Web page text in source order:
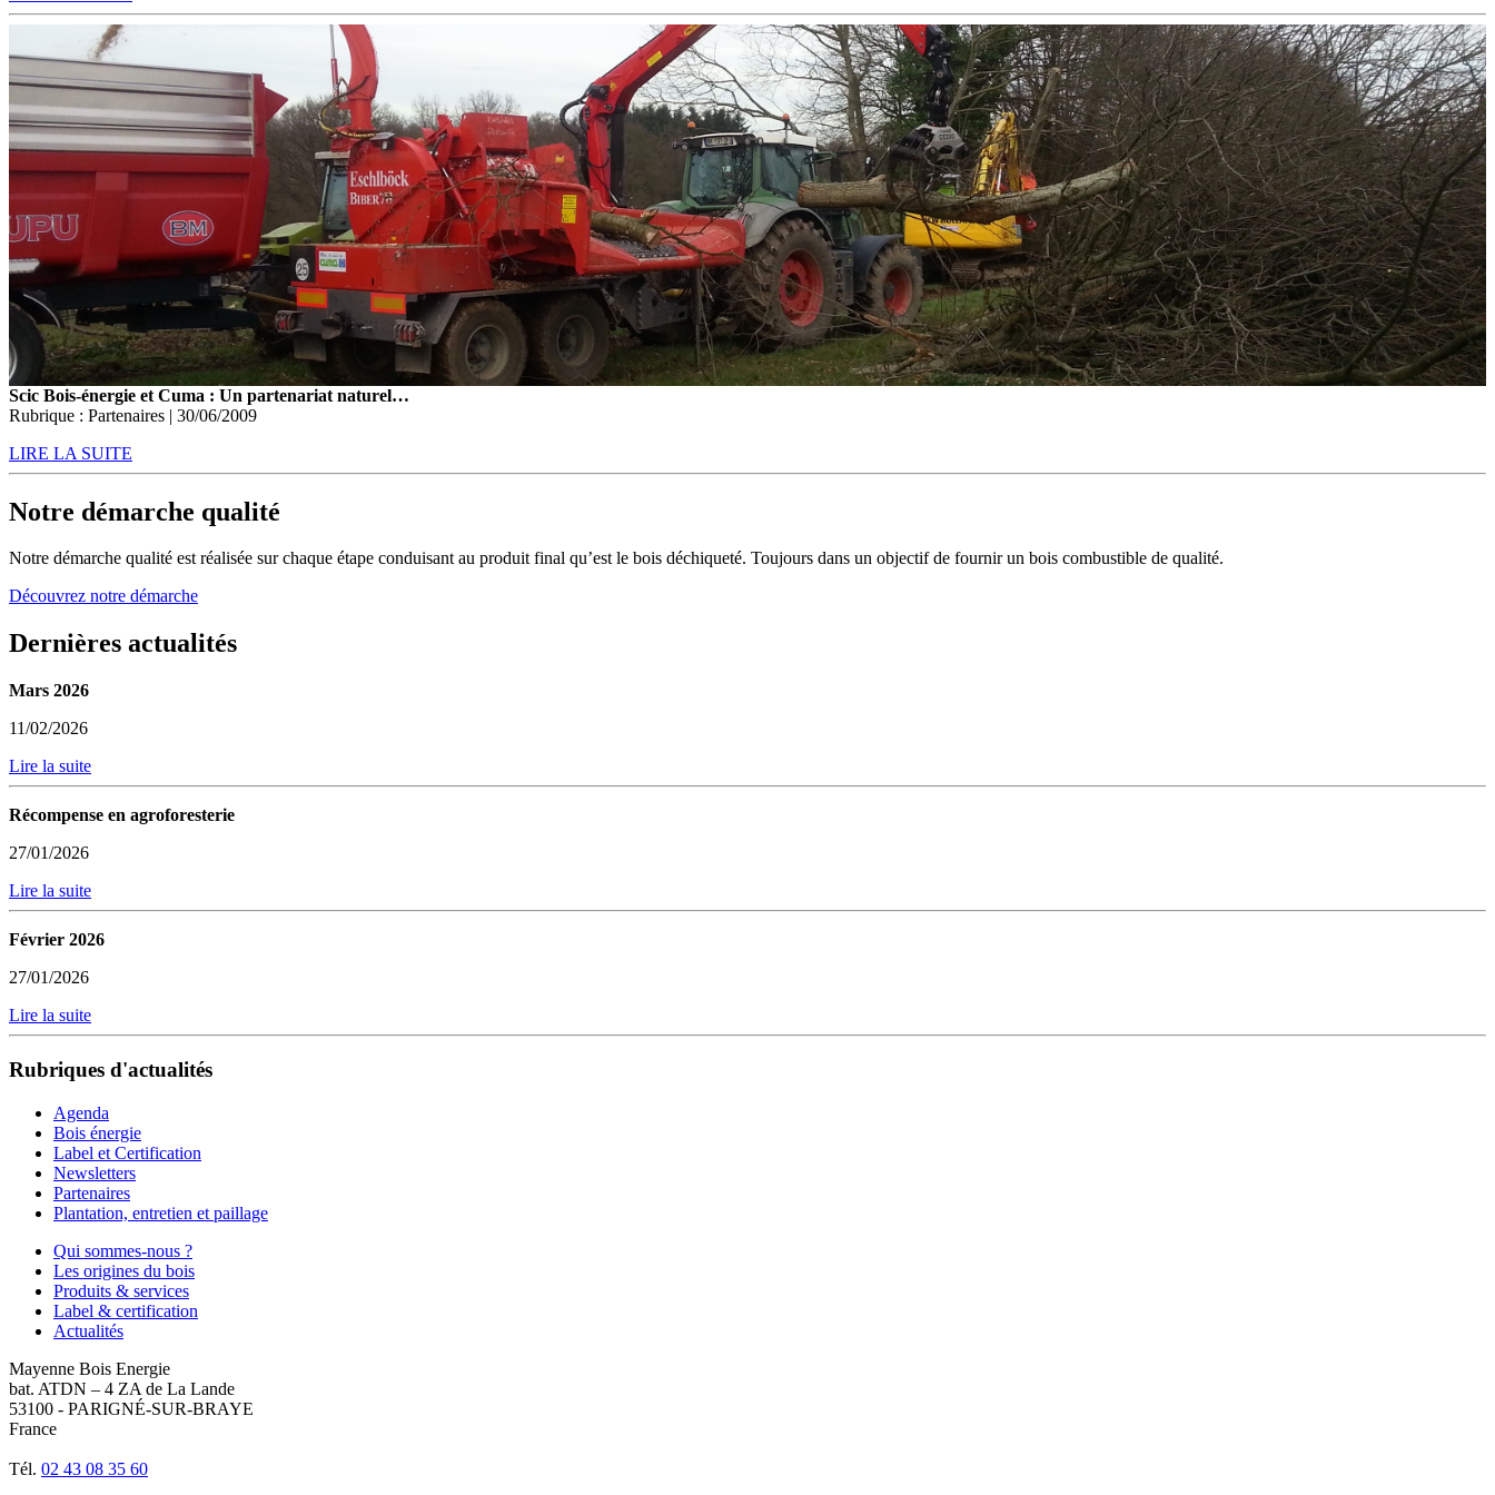
Scic Bois-énergie et Cuma : Un partenariat naturel…
Rubrique : Partenaires | 30/06/2009
LIRE LA SUITE
Notre démarche qualité
Notre démarche qualité est réalisée sur chaque étape conduisant au produit final qu’est le bois déchiqueté. Toujours dans un objectif de fournir un bois combustible de qualité.
Découvrez notre démarche
Dernières actualités
Mars 2026
11/02/2026
Lire la suite
Récompense en agroforesterie
27/01/2026
Lire la suite
Février 2026
27/01/2026
Lire la suite
Rubriques d'actualités
Agenda
Bois énergie
Label et Certification
Newsletters
Partenaires
Plantation, entretien et paillage
Qui sommes-nous ?
Les origines du bois
Produits & services
Label & certification
Actualités
Mayenne Bois Energie
bat. ATDN – 4 ZA de La Lande
53100 - PARIGNÉ-SUR-BRAYE
France
Tél. 02 43 08 35 60